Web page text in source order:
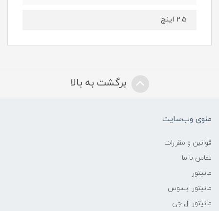
2.5 اینچ
برگشت به بالا
منوی وب‌سایت
قوانین و مقررات
تماس با ما
مانیتور
مانیتور ایسوس
مانیتور ال جی